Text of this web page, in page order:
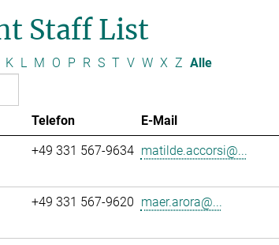
Staff List
K L M O P R S T V W X Z Alle
Telefon E-Mail
+49 331 567-9634 matilde.accorsi@...
+49 331 567-9620 maer.arora@...